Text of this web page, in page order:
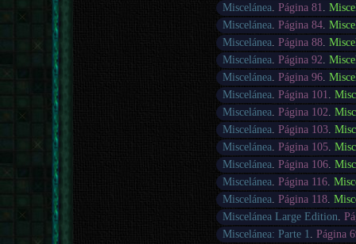
Miscelánea Página 81
Miscelánea Página 84.
Miscelánea Página 88.
Miscelánea Página 92
Miscelánea Página 96.
Miscelánea Página 101
Miscelánea Página 102
Miscelánea Página 103.
Miscelánea Página 105.
Miscelánea Página 106.
Miscelánea Página 116.
Miscelánea Página 118.
Miscelánea Large Edition
Miscelánea: Parte 1
Página